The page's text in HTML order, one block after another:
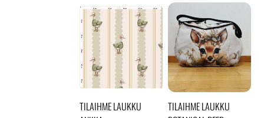
TILAIHME LAUKKU
TILAIHME LAUKKU